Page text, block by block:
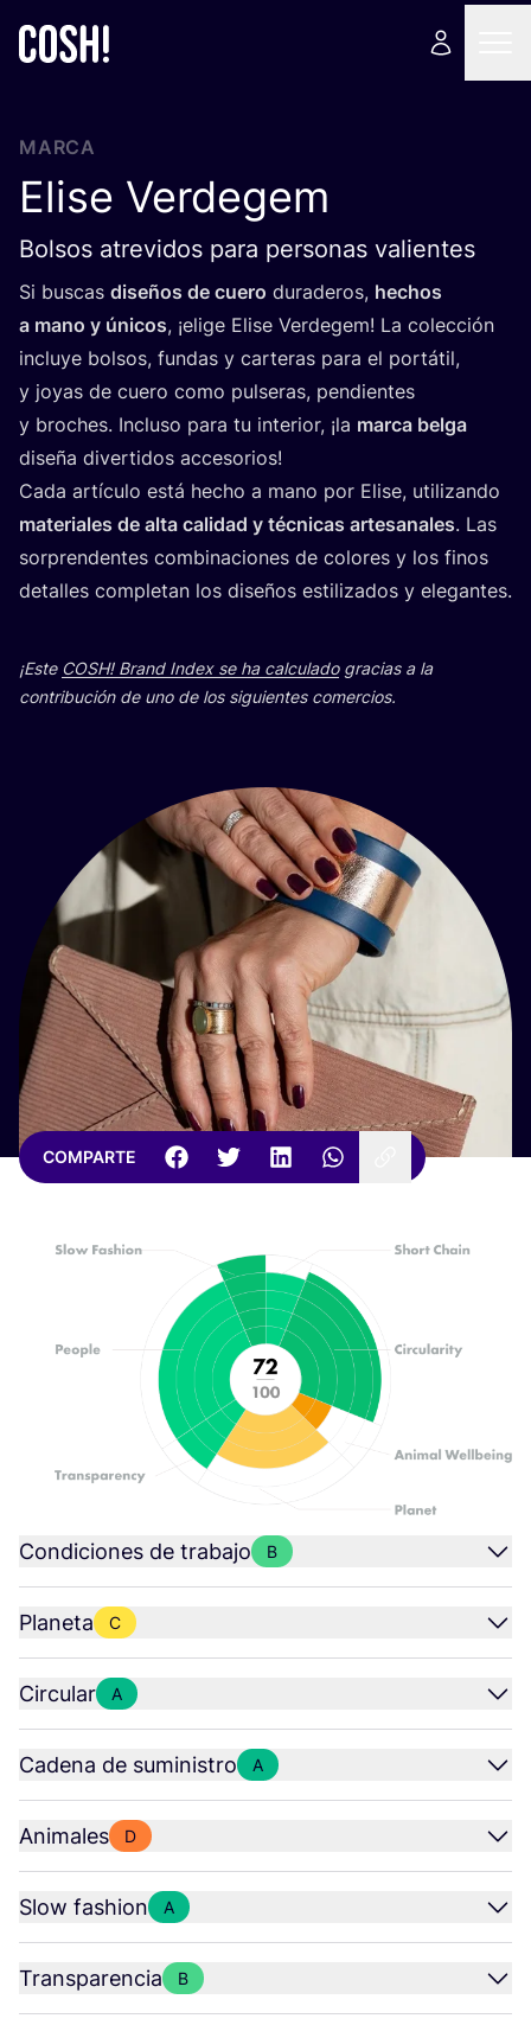
MARCA
Elise Verdegem
Bolsos atrevidos para personas valientes
Si bus­cas dise­ños de cue­ro dura­de­ros, hechos
a mano y úni­cos, ¡eli­ge Eli­se Ver­de­gem! La colec­ción
inclu­ye bol­sos, fun­das y car­te­ras para el por­tá­til,
y joyas de cue­ro como pul­se­ras, pen­dien­tes
y bro­ches. Inclu­so para tu inte­rior, ¡la mar­ca bel­ga
dise­ña diver­ti­dos accesorios!
Cada artícu­lo está hecho a mano por Eli­se, uti­li­zan­do
mate­ria­les de alta cali­dad y téc­ni­cas arte­sa­na­les. Las
sor­pren­den­tes com­bi­na­cio­nes de colo­res y los finos
deta­lles com­ple­tan los dise­ños esti­li­za­dos y elegantes.
¡Este COSH! Brand Index se ha cal­cu­la­dogra­cias a la
con­tri­bu­ción de uno de los siguien­tes comercios.
COMPARTE
Condiciones de trabajo B
Planeta C
Circular A
Cadena de suministro A
Animales D
Slow fashion A
Transparencia B